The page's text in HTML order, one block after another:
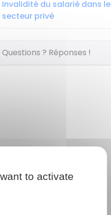
Invalidité du salarié dans le
secteur privé
Questions ? Réponses !
to activate